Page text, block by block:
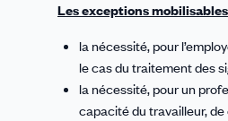
Les exceptions
la nécessité, pour
le cas du traitement des
la nécessité, pour un
capacité du travailleur,